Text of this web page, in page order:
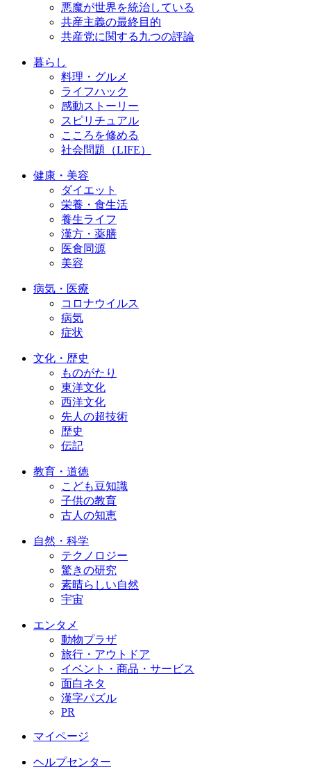
悪魔が世界を統治している
共産主義の最終目的
共産党に関する九つの評論
暮らし
料理・グルメ
ライフハック
感動ストーリー
スピリチュアル
こころを修める
社会問題（LIFE）
健康・美容
ダイエット
栄養・食生活
養生ライフ
漢方・薬膳
医食同源
美容
病気・医療
コロナウイルス
病気
症状
文化・歴史
ものがたり
東洋文化
西洋文化
先人の超技術
歴史
伝記
教育・道徳
こども豆知識
子供の教育
古人の知恵
自然・科学
テクノロジー
驚きの研究
素晴らしい自然
宇宙
エンタメ
動物プラザ
旅行・アウトドア
イベント・商品・サービス
面白ネタ
漢字パズル
PR
マイページ
ヘルプセンター